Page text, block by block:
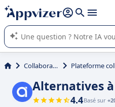
répondre (plusieurs lignes avec
L'IA de Appvizer vous guide dans
logiciel SaaS en entreprise.
Collaboration
Alternatives
4.4Basé sur